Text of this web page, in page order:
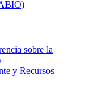
sobre la
y Recursos